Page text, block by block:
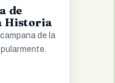
de
Historia
de la